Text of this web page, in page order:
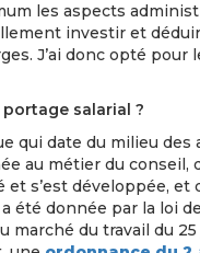
les aspects
investir et
J’ai donc opté pour
portage salarial ?
qui date du milieu des
au métier du conseil,
et s’est développée, et
été donnée par la loi de
marché du travail du